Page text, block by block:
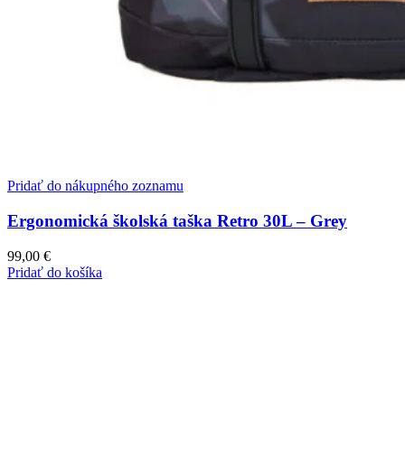
Pridať do nákupného zoznamu
Ergonomická školská taška Retro 30L – Grey
99,00 €
Pridať do košíka